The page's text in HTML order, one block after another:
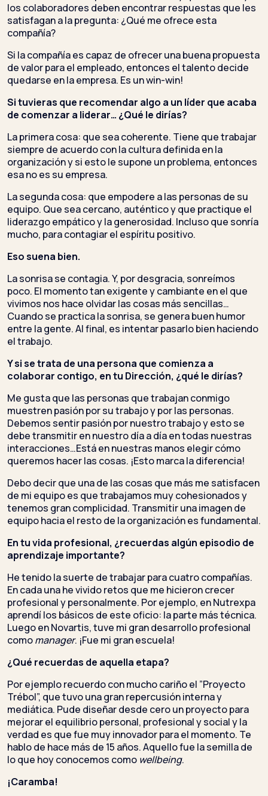
los colaboradores deben encontrar respuestas que les
satisfagan a la pregunta: ¿Qué me ofrece esta
compañía?
Si la compañía es capaz de ofrecer una buena propuesta
de valor para el empleado, entonces el talento decide
quedarse en la empresa. Es un win-win!
Si tuvieras que recomendar algo a un líder que acaba
de comenzar a liderar… ¿Qué le dirías?
La primera cosa: que sea coherente. Tiene que trabajar
siempre de acuerdo con la cultura definida en la
organización y si esto le supone un problema, entonces
esa no es su empresa.
La segunda cosa: que empodere a las personas de su
equipo. Que sea cercano, auténtico y que practique el
liderazgo empático y la generosidad. Incluso que sonría
mucho, para contagiar el espíritu positivo.
Eso suena bien.
La sonrisa se contagia. Y, por desgracia, sonreímos
poco. El momento tan exigente y cambiante en el que
vivimos nos hace olvidar las cosas más sencillas…
Cuando se practica la sonrisa, se genera buen humor
entre la gente. Al final, es intentar pasarlo bien haciendo
el trabajo.
Y si se trata de una persona que comienza a
colaborar contigo, en tu Dirección, ¿qué le dirías?
Me gusta que las personas que trabajan conmigo
muestren pasión por su trabajo y por las personas.
Debemos sentir pasión por nuestro trabajo y esto se
debe transmitir en nuestro día a día en todas nuestras
interacciones…Está en nuestras manos elegir cómo
queremos hacer las cosas. ¡Esto marca la diferencia!
Debo decir que una de las cosas que más me satisfacen
de mi equipo es que trabajamos muy cohesionados y
tenemos gran complicidad. Transmitir una imagen de
equipo hacia el resto de la organización es fundamental.
En tu vida profesional, ¿recuerdas algún episodio de
aprendizaje importante?
He tenido la suerte de trabajar para cuatro compañías.
En cada una he vivido retos que me hicieron crecer
profesional y personalmente. Por ejemplo, en Nutrexpa
aprendí los básicos de este oficio: la parte más técnica.
Luego en Novartis, tuve mi gran desarrollo profesional
comomanager. ¡Fue mi gran escuela!
¿Qué recuerdas de aquella etapa?
Por ejemplo recuerdo con mucho cariño el ”Proyecto
Trébol”, que tuvo una gran repercusión interna y
mediática. Pude diseñar desde cero un proyecto para
mejorar el equilibrio personal, profesional y social y la
verdad es que fue muy innovador para el momento. Te
hablo de hace más de 15 años. Aquello fue la semilla de
lo que hoy conocemos como wellbeing.
¡Caramba!